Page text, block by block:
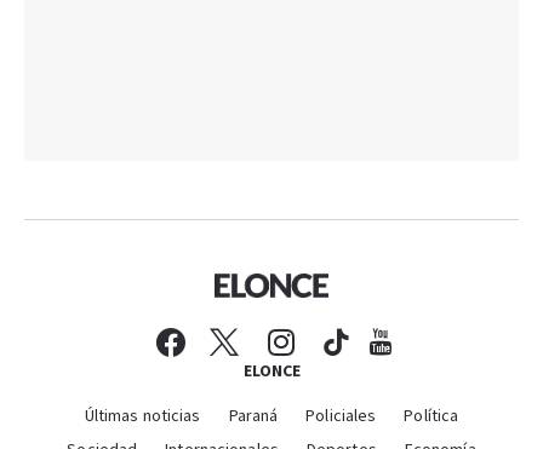
ELONCE
Últimas noticias Paraná Policiales
Política